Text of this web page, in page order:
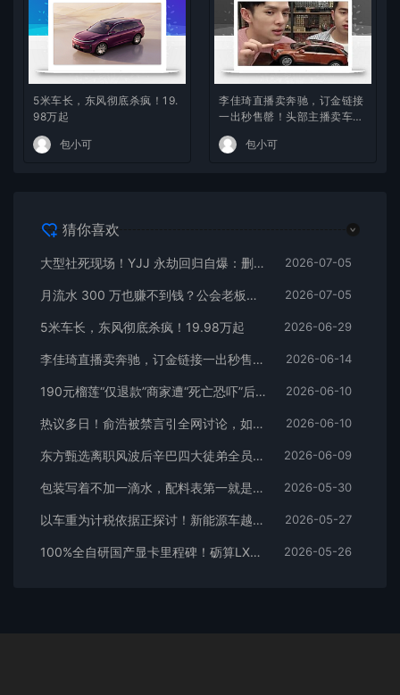
5米车长，东风彻底杀疯！19.
98万起
包小可
李佳琦直播卖奔驰，订金链接
一出秒售罄！头部主播卖车，
反而说明日子不好过了！
包小可
猜你喜欢
大型社死现场！YJJ 永劫回归自爆：删老婆好友、黑名单躺平 PDD，冠军白银局全员白给 2026-07-05
月流水 300 万也赚不到钱？公会老板晒完整账单，直面黑奴合同全网争议 2026-07-05
5米车长，东风彻底杀疯！19.98万起 2026-06-29
李佳琦直播卖奔驰，订金链接一出秒售罄！头部主播卖车，反而说明日子不好过了！ 2026-06-14
190元榴莲“仅退款”商家遭“死亡恐吓”后，一女子买1100件衣服仅退款1000件！“仅退款”的尽头难道是踩缝纫机？ 2026-06-10
热议多日！俞浩被禁言引全网讨论，如今微博官方首度公开回应 2026-06-10
东方甄选离职风波后辛巴四大徒弟全员离场！直播带货黄金时代落幕 2026-06-09
包装写着不加一滴水，配料表第一就是水，这届商家的文字游戏玩疯了 2026-05-30
以车重为计税依据正探讨！新能源车越来越重有的重达4吨比轻卡还重：专家痛批 2026-05-27
100%全自研国产显卡里程碑！砺算LX7G100首发评测：能玩3A就已是成功 2026-05-26